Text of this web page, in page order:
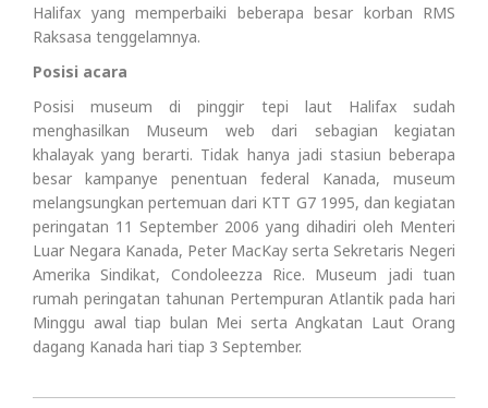
Halifax yang memperbaiki beberapa besar korban RMS
Raksasa tenggelamnya.
Posisi acara
Posisi museum di pinggir tepi laut Halifax sudah
menghasilkan Museum web dari sebagian kegiatan
khalayak yang berarti. Tidak hanya jadi stasiun beberapa
besar kampanye penentuan federal Kanada, museum
melangsungkan pertemuan dari KTT G7 1995, dan kegiatan
peringatan 11 September 2006 yang dihadiri oleh Menteri
Luar Negara Kanada, Peter MacKay serta Sekretaris Negeri
Amerika Sindikat, Condoleezza Rice. Museum jadi tuan
rumah peringatan tahunan Pertempuran Atlantik pada hari
Minggu awal tiap bulan Mei serta Angkatan Laut Orang
dagang Kanada hari tiap 3 September.